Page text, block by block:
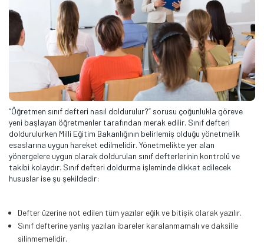
“Öğretmen sınıf defteri nasıl doldurulur?” sorusu çoğunlukla göreve
yeni başlayan öğretmenler tarafından merak edilir. Sınıf defteri
doldurulurken Milli Eğitim Bakanlığının belirlemiş olduğu yönetmelik
esaslarına uygun hareket edilmelidir. Yönetmelikte yer alan
yönergelere uygun olarak doldurulan sınıf defterlerinin kontrolü ve
takibi kolaydır. Sınıf defteri doldurma işleminde dikkat edilecek
hususlar ise şu şekildedir:
Defter üzerine not edilen tüm yazılar eğik ve bitişik olarak yazılır.
Sınıf defterine yanlış yazılan ibareler karalanmamalı ve daksille
silinmemelidir.